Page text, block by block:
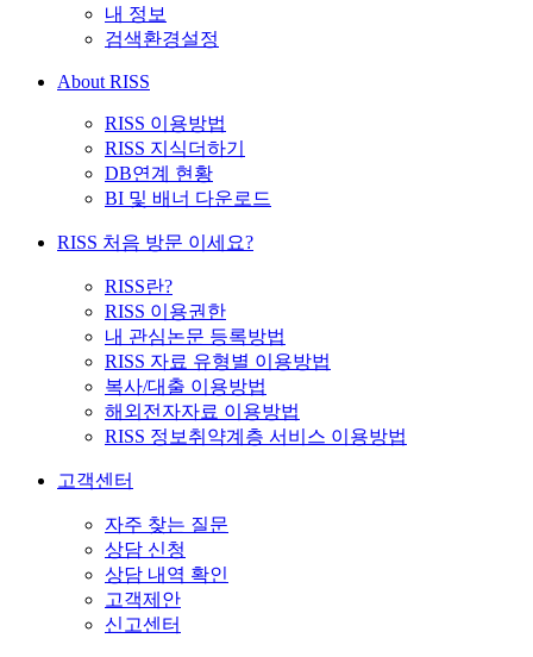
내 정보
검색환경설정
About RISS
RISS 이용방법
RISS 지식더하기
DB연계 현황
BI 및 배너 다운로드
RISS 처음 방문 이세요?
RISS란?
RISS 이용권한
내 관심논문 등록방법
RISS 자료 유형별 이용방법
복사/대출 이용방법
해외전자자료 이용방법
RISS 정보취약계층 서비스 이용방법
고객센터
자주 찾는 질문
상담 신청
상담 내역 확인
고객제안
신고센터